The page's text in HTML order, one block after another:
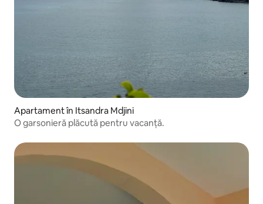
Apartament în Itsandra Mdjini
O garsonieră plăcută pentru vacanță.